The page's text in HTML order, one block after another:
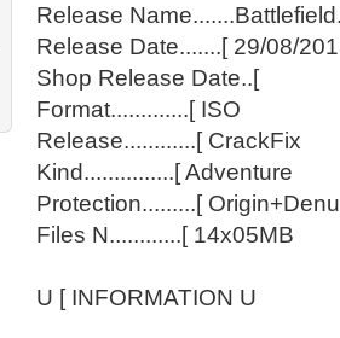
Release
Release Date.......[ 29/08/
Shop Release Date..[
Format.............[ ISO
Release............[ CrackFix
Kind...............[ Adventure
Protection.........[
Files N............[ 14x05MB
U [ INFORMATION U